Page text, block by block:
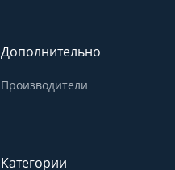
Дополнительно
Производители
Категории